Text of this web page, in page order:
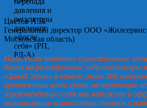
Цветов А.В.
Генеральный директор ООО
Московская область)
Нами были заменены существующие
домах на регулирующие гидроэлеваторы
«Завод Этон» в объеме около 500
протяжении всего срока эксплуатации
зарекомендовало себя как надежное и
минимальным количеством отказов в